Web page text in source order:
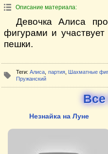
Описание материала:
Девочка Алиса
фигурами и
пешки.
Теги:Алиса партия, Шахматные
Пружанский
Незнайка на Луне